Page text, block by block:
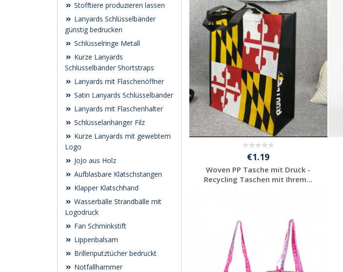
Stofftiere produzieren lassen
Lanyards Schlüsselbänder
günstig bedrucken
Schlüsselringe Metall
Kurze Lanyards
Schlüsselbänder Shortstraps
Lanyards mit Flaschenöffner
Satin Lanyards Schlüsselbänder
Lanyards mit Flaschenhalter
Schlüsselanhänger Filz
Kurze Lanyards mit gewebtem
Logo
JoJo aus Holz
Aufblasbare Klatschstangen
Klapper Klatschhand
Wasserbälle Strandbälle mit
Logodruck
Fan Schminkstift
Lippenbalsam
Brillenputztücher bedruckt
Notfallhammer
Preis unverbindlich
anfragen
€1.19
Woven PP Tasche mit Druck -
Recycling Taschen mit Ihrem...